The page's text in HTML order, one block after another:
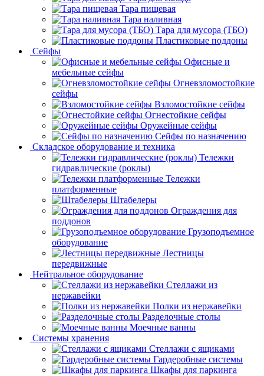
Тара пищевая
Тара наливная
Тара для мусора (ТБО)
Пластиковые поддоны
Сейфы
Офисные и
мебельные сейфы
Огневзломостойкие
сейфы
Взломостойкие сейфы
Огнестойкие сейфы
Оружейные сейфы
Сейфы по назначению
Складское оборудование и техника
Тележки
гидравлические (роклы)
Тележки
платформенные
Штабелеры
Ограждения для
поддонов
Грузоподъемное
оборудование
Лестницы
передвижные
Нейтральное оборудование
Стеллажи из
нержавейки
Полки из нержавейки
Разделочные столы
Моечные ванны
Системы хранения
Стеллажи с ящиками
Гардеробные системы
Шкафы для паркинга